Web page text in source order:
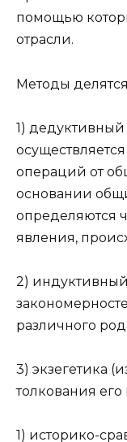
помощью
отрасли.
Методы
1) дедуктивный
операций от
основании
определяются
явления,
2)
различного
3) экзегетика
толкования
1) историко-